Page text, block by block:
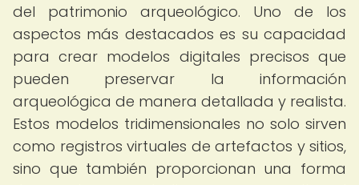
del patrimonio arqueológico. Uno de los
aspectos más destacados es su capacidad
para crear modelos digitales precisos que
pueden preservar la información
arqueológica de manera detallada y realista.
Estos modelos tridimensionales no solo sirven
como registros virtuales de artefactos y sitios,
sino que también proporcionan una forma